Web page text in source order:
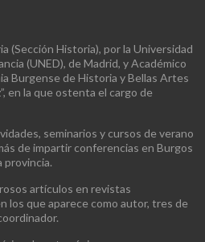
(Sección Historia), por la Universidad
(UNED), de Madrid, y Académico
Burgense de Historia y Bellas Artes
en la que ostenta el cargo de
seminarios y cursos de verano
de impartir conferencias en Burgos
provincia.
artículos en revistas
los que aparece como autor, tres de